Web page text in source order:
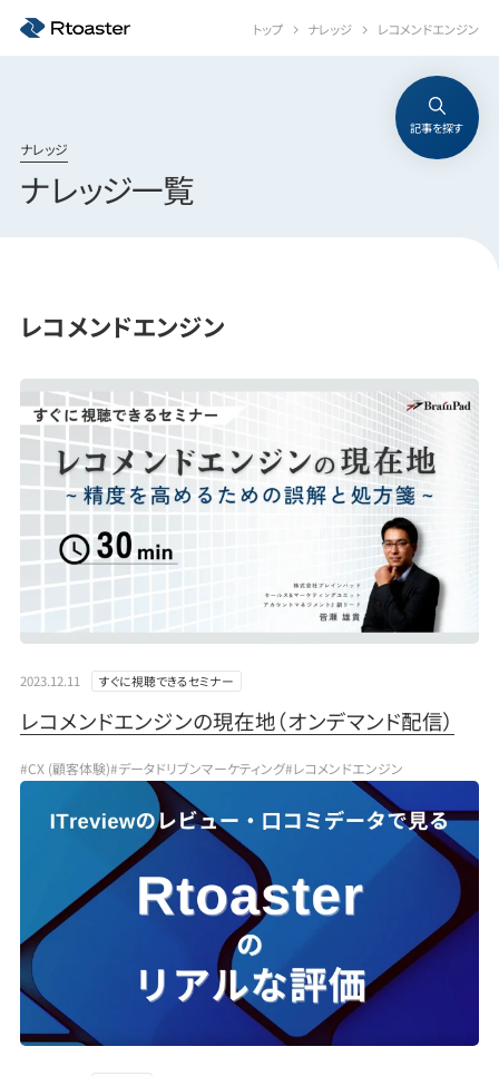
トップ ナレッジ レコメンドエンジン
ナレッジ
ナレッジ一覧
記事を探す
レコメンドエンジン
2023.12.11 すぐに視聴できるセミナー
レコメンドエンジンの現在地（オンデマンド配信）
#CX (顧客体験)#データドリブンマーケティング#レコメンドエンジン